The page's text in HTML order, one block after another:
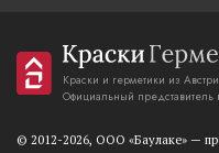
Краски и герметики из
Официальный представитель
© 2012-2026, OOO «Баулаке» —